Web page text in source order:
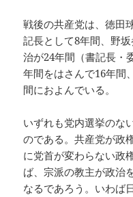
戦後の共産党は、徳田
記長として8年間、野
治が24年間（書記長・
年間をはさんで16年間
間におよんでいる。
いずれも党内選挙のな
のである。共産党が政
に党首が変わらない政
ば、宗派の教主が政治
なるであろう。いわば